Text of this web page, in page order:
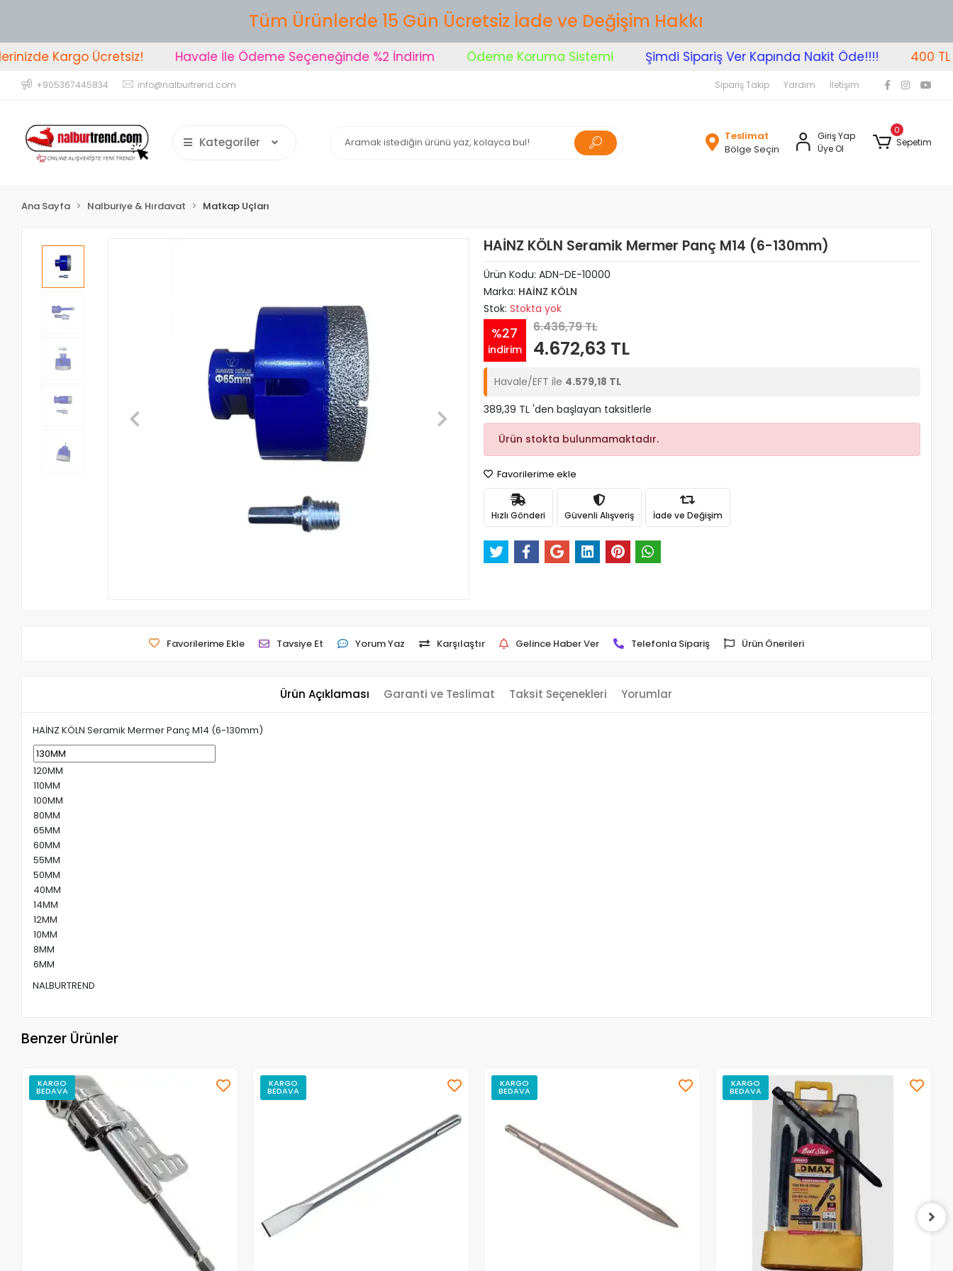
Tüm Ürünlerde 15 Gün Ücretsiz İade ve Değişim Hakkı
Kargo Ücretsiz! Havale İle Ödeme Seçeneğinde %2 İndirim Ödeme Koruma Sistemi Şimdi Sipariş Ver Kapında Nakit Öde!!!! 400 TL
+905367445834 info@nalburtrend.com Sipariş Takip Yardım İletişim
Kategoriler
Teslimat
Bölge Seçin
Giriş Yap
Üye Ol
0
Sepetim
Ana Sayfa Nalburiye & Hırdavat Matkap Uçları
HAİNZ KÖLN Seramik Mermer Panç M14 (6-130mm)
Ürün Kodu: ADN-DE-10000
Marka: HAİNZ KÖLN
Stok: Stokta yok
%27
indirim
6.436,79 TL
4.672,63 TL
Havale/EFT ile 4.579,18 TL
389,39 TL 'den başlayan taksitlerle
Ürün stokta bulunmamaktadır.
Favorilerime ekle
Hızlı Gönderi Güvenli Alışveriş İade ve Değişim
Favorilerime Ekle Tavsiye Et Yorum Yaz Karşılaştır Gelince Haber Ver Telefonla Sipariş Ürün Önerileri
Ürün Açıklaması Garanti ve Teslimat Taksit Seçenekleri Yorumlar
HAİNZ KÖLN Seramik Mermer Panç M14 (6-130mm)
120MM
110MM
100MM
80MM
65MM
60MM
55MM
50MM
40MM
14MM
12MM
10MM
8MM
6MM
NALBURTREND
Benzer Ürünler
KARGO
BEDAVA
KARGO
BEDAVA
KARGO
BEDAVA
KARGO
BEDAVA